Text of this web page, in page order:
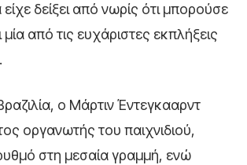
δείξει από νωρίς ότι μπορούσε
από τις ευχάριστες εκπλήξεις
ο Μάρτιν Έντεγκααρντ
οργανωτής του παιχνιδιού,
στη μεσαία γραμμή, ενώ